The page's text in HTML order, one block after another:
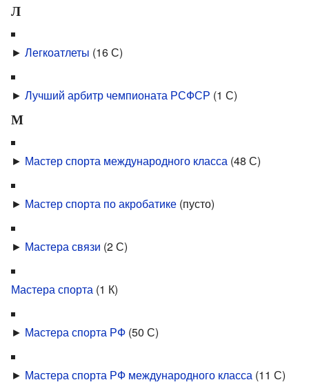
Л
► Легкоатлеты (16 С)
► Лучший арбитр чемпионата РСФСР (1 С)
М
► Мастер спорта международного класса (48 С)
► Мастер спорта по акробатике (пусто)
► Мастера связи (2 С)
Мастера спорта (1 К)
► Мастера спорта РФ (50 С)
► Мастера спорта РФ международного класса (11 С)